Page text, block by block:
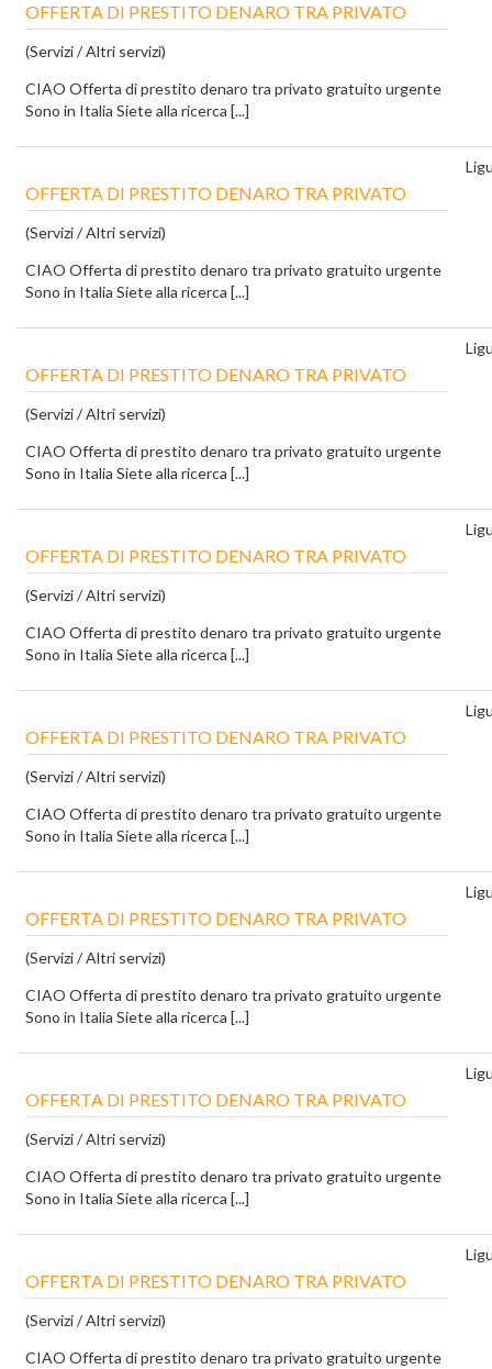
OFFERTA DI PRESTITO DENARO TRA PRIVATO
(Servizi / Altri servizi)
CIAO Offerta di prestito denaro tra privato gratuito urgente
Sono in Italia Siete alla ricerca [...]
OFFERTA DI PRESTITO DENARO TRA PRIVATO
(Servizi / Altri servizi)
CIAO Offerta di prestito denaro tra privato gratuito urgente
Sono in Italia Siete alla ricerca [...]
OFFERTA DI PRESTITO DENARO TRA PRIVATO
(Servizi / Altri servizi)
CIAO Offerta di prestito denaro tra privato gratuito urgente
Sono in Italia Siete alla ricerca [...]
OFFERTA DI PRESTITO DENARO TRA PRIVATO
(Servizi / Altri servizi)
CIAO Offerta di prestito denaro tra privato gratuito urgente
Sono in Italia Siete alla ricerca [...]
OFFERTA DI PRESTITO DENARO TRA PRIVATO
(Servizi / Altri servizi)
CIAO Offerta di prestito denaro tra privato gratuito urgente
Sono in Italia Siete alla ricerca [...]
OFFERTA DI PRESTITO DENARO TRA PRIVATO
(Servizi / Altri servizi)
CIAO Offerta di prestito denaro tra privato gratuito urgente
Sono in Italia Siete alla ricerca [...]
OFFERTA DI PRESTITO DENARO TRA PRIVATO
(Servizi / Altri servizi)
CIAO Offerta di prestito denaro tra privato gratuito urgente
Sono in Italia Siete alla ricerca [...]
OFFERTA DI PRESTITO DENARO TRA PRIVATO
(Servizi / Altri servizi)
CIAO Offerta di prestito denaro tra privato gratuito urgente